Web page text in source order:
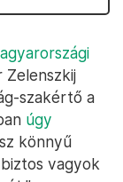
Zelenszkij
szakértő a
úgy
könnyű
vagyok